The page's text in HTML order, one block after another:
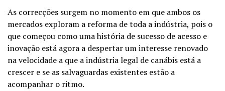
As correcções surgem no momento em que ambos os
mercados exploram a reforma de toda a indústria, pois o
que começou como uma história de sucesso de acesso e
inovação está agora a despertar um interesse renovado
na velocidade a que a indústria legal de canábis está a
crescer e se as salvaguardas existentes estão a
acompanhar o ritmo.